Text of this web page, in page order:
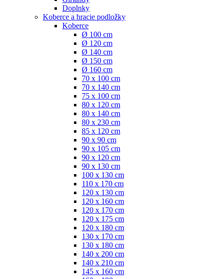
Doplnky
Koberce a hracie podložky
Koberce
Ø 100 cm
Ø 120 cm
Ø 140 cm
Ø 150 cm
Ø 160 cm
70 x 100 cm
70 x 140 cm
75 x 100 cm
80 x 120 cm
80 x 140 cm
80 x 230 cm
85 x 120 cm
90 x 90 cm
90 x 105 cm
90 x 120 cm
90 x 130 cm
100 x 130 cm
110 x 170 cm
120 x 130 cm
120 x 160 cm
120 x 170 cm
120 x 175 cm
120 x 180 cm
130 x 170 cm
130 x 180 cm
140 x 200 cm
140 x 210 cm
145 x 160 cm